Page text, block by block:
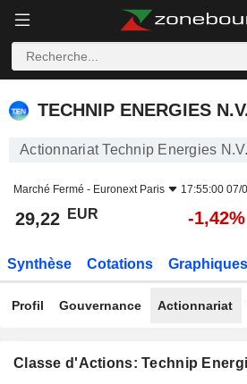
TECHNIP ENERGIES N.V.
TECHNIP ENERGIES
Actionnariat Technip Energies N.V.
Marché Fermé - Euronext Paris 17:55:00 07/
29,22 EUR -1,42%
Synthèse Cotations Graphiques
Profil Gouvernance Actionnariat
Classe d'Actions: Technip